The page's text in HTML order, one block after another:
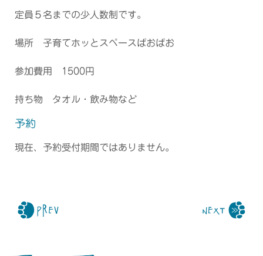
定員５名までの少人数制です。
場所 子育てホッとスペースぱおぱお
参加費用 1500円
持ち物 タオル・飲み物など
予約
現在、予約受付期間ではありません。